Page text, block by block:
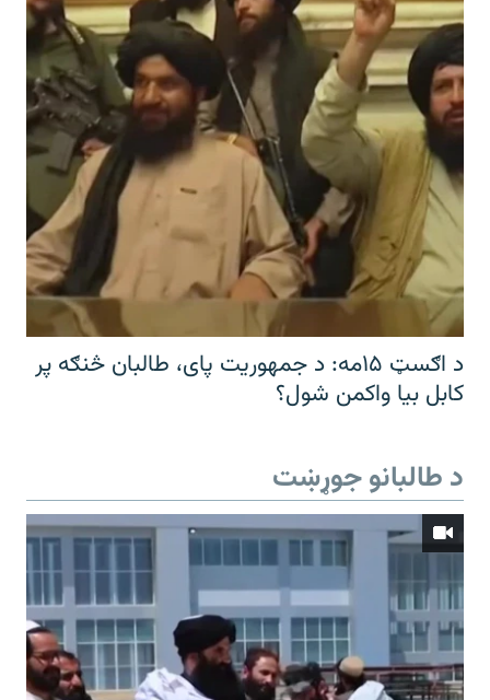
د اګسټ ۱۵مه: د جمهوریت پای، طالبان څنګه پر
کابل بیا واکمن شول؟
د طالبانو جوړښت